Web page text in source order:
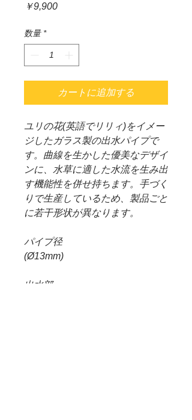
￥9,900価
数量 *
カートに追加する
ユリの花(英語でリリィ)をイメー
ジしたガラス製の出水パイプで
す。曲線を生かした優美なデザイ
ンに、水草に適した水流を生み出
す機能性を併せ持ちます。手づく
りで生産しているため、製品ごと
に若干形状が異なります。
パイプ径
(Ø13mm)
出水部